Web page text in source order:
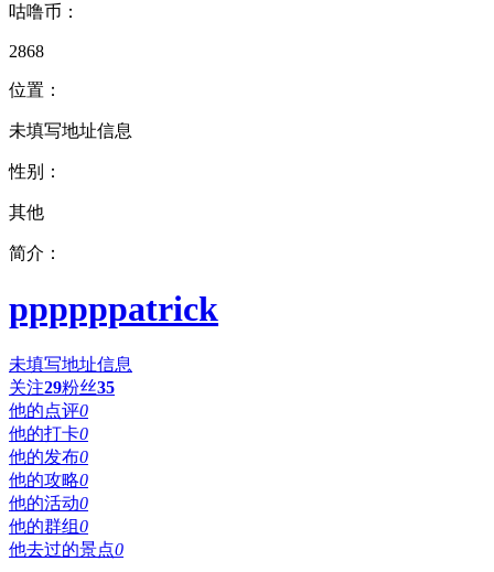
咕噜币：
2868
位置：
未填写地址信息
性别：
其他
简介：
ppppppatrick
未填写地址信息
关注29粉丝35
他的点评0
他的打卡0
他的发布0
他的攻略0
他的活动0
他的群组0
他去过的景点0